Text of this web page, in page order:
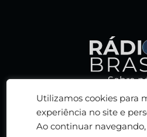
Utilizamos cookies para
experiência no site e
Ao continuar
Sobre
Política de
Termos de
Adicionar